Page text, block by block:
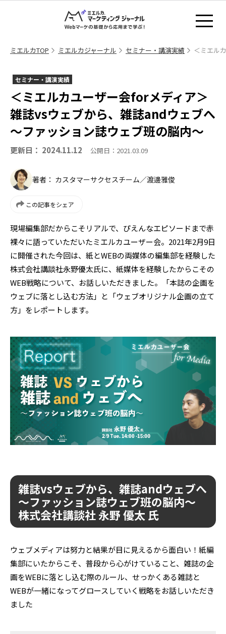
ミエルカTOP ミエルカジャーナル セミナー・講演実績 ＜ミエル
セミナー・講演実績
＜ミエルカユーザー会forメディア＞
雑誌vsウェブから、雑誌andウェブへ
〜ファッション誌ウェブ班の脳内〜
更新日： 2024.11.12 公開日：2021.03.09
著者： カスタマーサクセスチーム／渡邊雅俊
この記事をシェア
現場編集部だからこそリアルで、ぴえんなエピソードまで赤
裸々に語っていただいたミエルカユーザー会。2021年2月9日
に開催された今回は、紙とWEBの両媒体の編集部を経験した
株式会社講談社永野優太氏に、紙媒体を経験したからこその
WEB戦略について、お話しいただきました。「本誌の企画を
ウェブに落とし込む方法」と「ウェブオリジナル企画の立て
方」をレポートします。
雑誌vsウェブから、雑誌andウェブへ
〜ファッション誌ウェブ班の脳内〜
株式会社講談社 永野 優太 氏
ウェブメディアは努力と結果が目に見えるから面白い！紙編
集部にいたからこそ、普段から心がけていること、雑誌の企
画をWEBに落とし込む際のルール、せっかくある雑誌と
WEBが一緒になってグロースしていく戦略をお話しいただき
ました